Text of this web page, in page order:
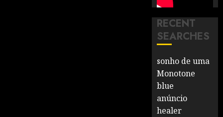
RECENT
SEARCHES
sonho de uma
Monotone
blue
anúncio
healer